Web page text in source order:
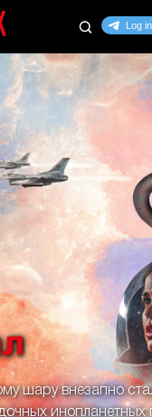
шару внезапно
инопланетных